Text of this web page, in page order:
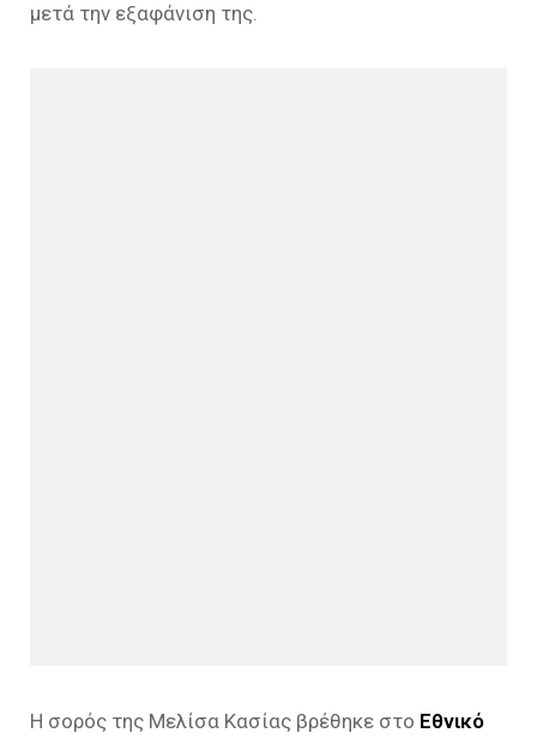
μετά την εξαφάνιση της.
Η σορός της Μελίσα Κασίας βρέθηκε στο Εθνικό